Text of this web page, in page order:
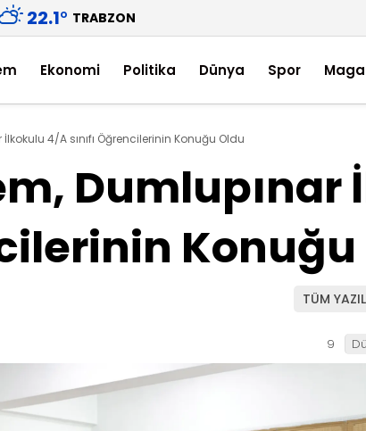
22.1° TRABZON
Ekonomi Politika Dünya Spor
4/A sınıfı Öğrencilerinin Konuğu Oldu
TÜM
9